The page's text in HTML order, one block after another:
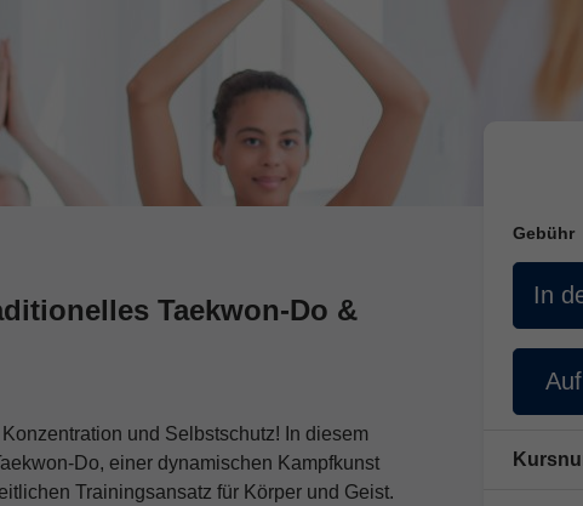
Taekwon-Do &
und Selbstschutz! In diesem
Do, einer dynamischen Kampfkunst
Trainingsansatz für Körper und Geist.
Gebühr
In